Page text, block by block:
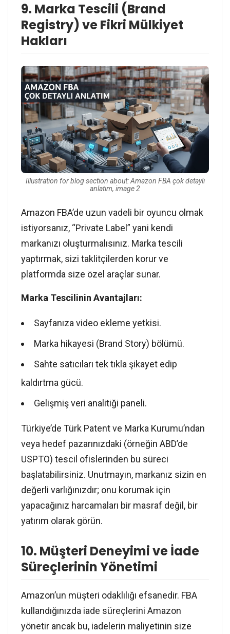
9. Marka Tescili (Brand
Registry) ve Fikri Mülkiyet
Hakları
Illustration for blog section about: Amazon FBA çok detaylı
anlatım, image 2
Amazon FBA’de uzun vadeli bir oyuncu olmak
istiyorsanız, “Private Label” yani kendi
markanızı oluşturmalısınız. Marka tescili
yaptırmak, sizi taklitçilerden korur ve
platformda size özel araçlar sunar.
Marka Tescilinin Avantajları:
Sayfanıza video ekleme yetkisi.
Marka hikayesi (Brand Story) bölümü.
Sahte satıcıları tek tıkla şikayet edip
kaldırtma gücü.
Gelişmiş veri analitiği paneli.
Türkiye’de Türk Patent ve Marka Kurumu’ndan
veya hedef pazarınızdaki (örneğin ABD’de
USPTO) tescil ofislerinden bu süreci
başlatabilirsiniz. Unutmayın, markanız sizin en
değerli varlığınızdır; onu korumak için
yapacağınız harcamaları bir masraf değil, bir
yatırım olarak görün.
10. Müşteri Deneyimi ve İade
Süreçlerinin Yönetimi
Amazon’un müşteri odaklılığı efsanedir. FBA
kullandığınızda iade süreçlerini Amazon
yönetir ancak bu, iadelerin maliyetinin size